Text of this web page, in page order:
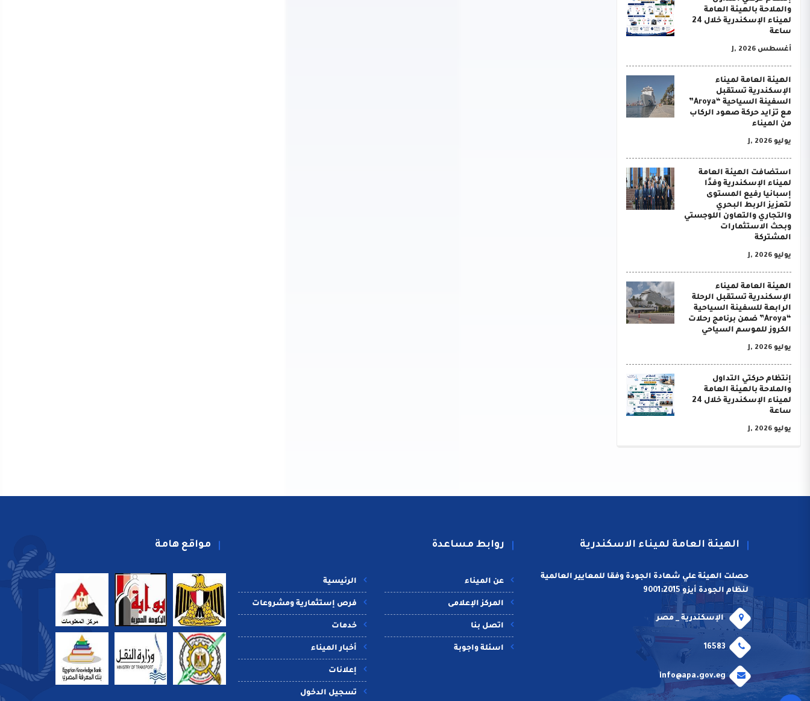
والملاحة بالهيئة العامة
لميناء الإسكندرية خلال 24
ساعة
أغسطس J, 2026
الهيئة العامة لميناء
الإسكندرية تستقبل
السفينة السياحية “Aroya”
مع تزايد حركة صعود الركاب
من الميناء
يوليو J, 2026
استضافت الهيئة العامة
لميناء الإسكندرية وفدًا
إسبانيا رفيع المستوى
لتعزيز الربط البحري
والتجاري والتعاون اللوجستي
وبحث الاستثمارات
المشتركة
يوليو J, 2026
الهيئة العامة لميناء
الإسكندرية تستقبل الرحلة
الرابعة للسفينة السياحية
“Aroya” ضمن برنامج رحلات
الكروز للموسم السياحي
يوليو J, 2026
إنتظام حركتي التداول
والملاحة بالهيئة العامة
لميناء الإسكندرية خلال 24
ساعة
يوليو J, 2026
الهيئة العامة لميناء الاسكندرية
حصلت الهيئة علي شهادة الجودة وفقا للمعايير العالمية
لنظام الجودة أيزو 9001:2015
الإسكندرية _ مصر
16583
info@apa.gov.eg
روابط مساعدة
الرئيسية
فرص إستثمارية ومشروعات
خدمات
أخبار الميناء
إعلانات
تسجيل الدخول
عن الميناء
المركز الإعلامى
اتصل بنا
اسئلة واجوبة
مواقع هامة